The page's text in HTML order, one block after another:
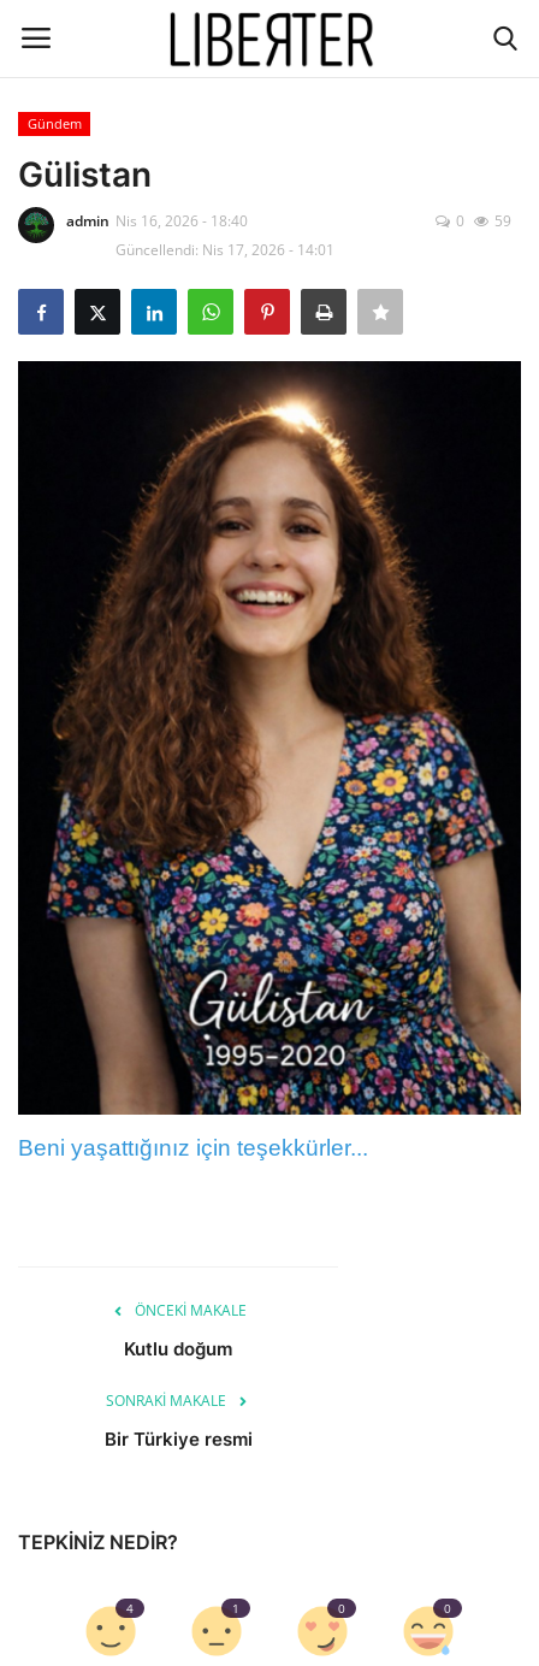
İletişim
Dünya/hali
Kültür/Sanat
Vegan
Tarih
Anti-militarizm
Video
Galeri
Dil
Gündem
Gülistan
admin Nis 16, 2026 - 18:40
Güncellendi: Nis 17, 2026 - 14:01
0 59
Beni yaşattığınız için teşekkürler...
ÖNCEKI MAKALE
Kutlu doğum
SONRAKI MAKALE
Bir Türkiye resmi
TEPKINIZ NEDIR?
4 1 0 0